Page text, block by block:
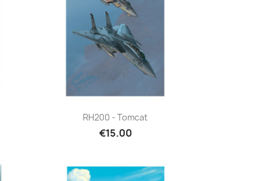
Quick view
RH200 - Tomcat
€15.00